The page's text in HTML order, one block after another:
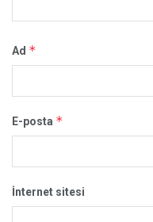
Ad *
E-posta *
İnternet sitesi